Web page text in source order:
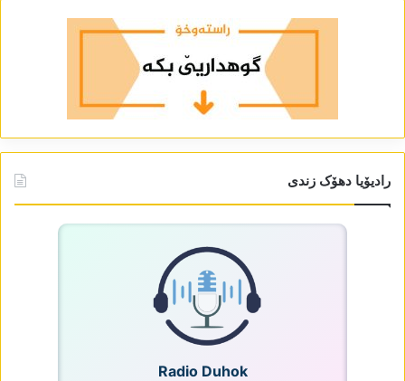
رادیۆیا دھۆک زندی
Radio Duhok